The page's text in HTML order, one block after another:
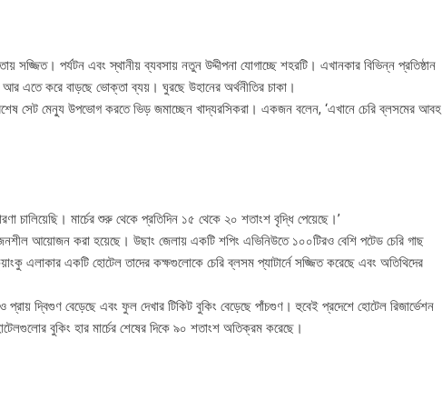
সজ্জিত। পর্যটন এবং স্থানীয় ব্যবসায় নতুন উদ্দীপনা যোগাচ্ছে শহরটি। এখানকার বিভিন্ন প্রতিষ্ঠান
এতে করে বাড়ছে ভোক্তা ব্যয়। ঘুরছে উহানের অর্থনীতির চাকা।
সেট মেন্যু উপভোগ করতে ভিড় জমাচ্ছেন খাদ্যরসিকরা। একজন বলেন, ‘এখানে চেরি ব্লসমের আবহ
চালিয়েছি। মার্চের শুরু থেকে প্রতিদিন ১৫ থেকে ২০ শতাংশ বৃদ্ধি পেয়েছে।’
আয়োজন করা হয়েছে। উছাং জেলায় একটি শপিং এভিনিউতে ১০০টিরও বেশি পটেড চেরি গাছ
এলাকার একটি হোটেল তাদের কক্ষগুলোকে চেরি ব্লসম প্যাটার্নে সজ্জিত করেছে এবং অতিথিদের
দ্বিগুণ বেড়েছে এবং ফুল দেখার টিকিট বুকিং বেড়েছে পাঁচগুণ। হুবেই প্রদেশে হোটেল রিজার্ভেশন
বুকিং হার মার্চের শেষের দিকে ৯০ শতাংশ অতিক্রম করেছে।